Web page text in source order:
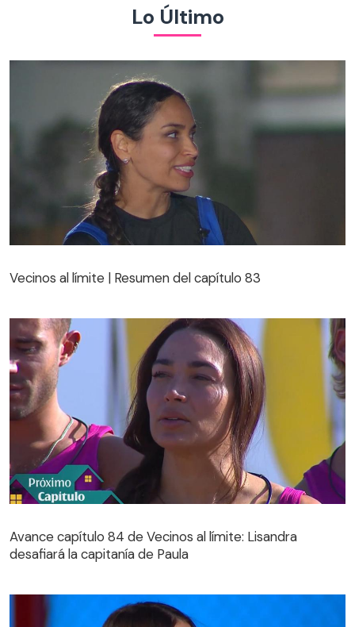
Lo Último
Vecinos al límite | Resumen del capítulo 83
desafiará la capitanía de Paula
Avance capítulo 84 de Vecinos al límite: Lisandra
desafiará la capitanía de Paula